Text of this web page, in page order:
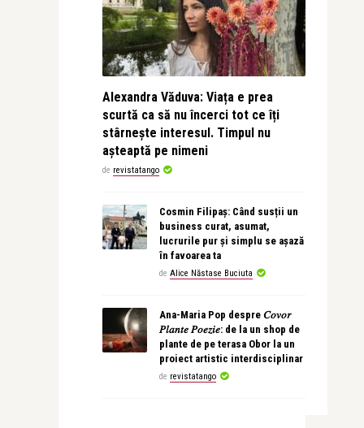
Alexandra Văduva: Viața e prea
scurtă ca să nu încerci tot ce îți
stârnește interesul. Timpul nu
așteaptă pe nimeni
de revistatango
Cosmin Filipaș: Când susții un
business curat, asumat,
lucrurile pur și simplu se așază
în favoarea ta
de Alice Năstase Buciuta
Ana-Maria Pop despre 𝐶𝑜𝑣𝑜𝑟
𝑃𝑙𝑎𝑛𝑡𝑒 𝑃𝑜𝑒𝑧𝑖𝑒: de la un shop de
plante de pe terasa Obor la un
proiect artistic interdisciplinar
de revistatango